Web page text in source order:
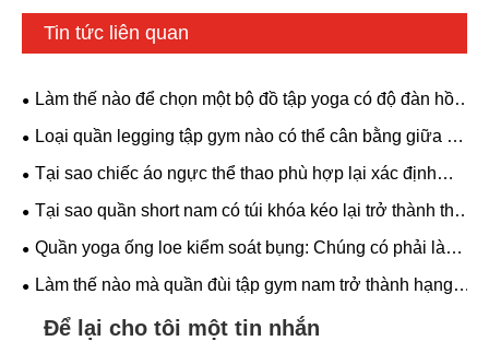
Tin tức liên quan
Làm thế nào để chọn một bộ đồ tập yoga có độ đàn hồi
cao, thoáng khí? Kiểu dáng hở lưng kèm áo ngực có đệm
Loại quần legging tập gym nào có thể cân bằng giữa sự
thoải mái và tính thẩm mỹ?
Tại sao chiếc áo ngực thể thao phù hợp lại xác định
hiệu suất trang phục năng động của bạn?
Tại sao quần short nam có túi khóa kéo lại trở thành thứ
không thể thiếu của đàn ông hiện đại
Quần yoga ống loe kiểm soát bụng: Chúng có phải là
sự kết hợp hoàn hảo giữa sự thoải mái và phong cách
Làm thế nào mà quần đùi tập gym nam trở thành hạng
mục cốt lõi trong trang phục thể hình toàn cầu?
Để lại cho tôi một tin nhắn